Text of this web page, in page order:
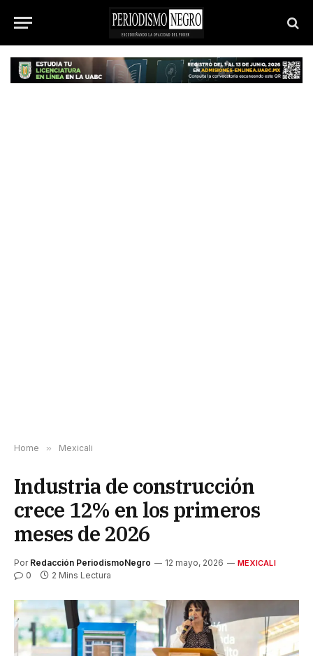
Home » Mexicali
Industria de construcción
crece 12% en los primeros
meses de 2026
Por Redacción PeriodismoNegro 12 mayo, 2026 MEXICALI
0 2 Mins Lectura